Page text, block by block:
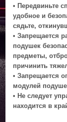
• Передвиньте
удобное и
сядьте,
• Запрещается
подушек
предметы,
причинить
• Запрещается
модулей
• Не следует
находится в